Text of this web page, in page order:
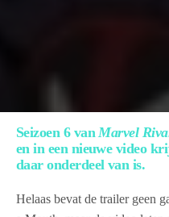
Seizoen 6 vanMarvel
en in een nieuwe video
daar onderdeel van is.
Helaas bevat de trailer geen